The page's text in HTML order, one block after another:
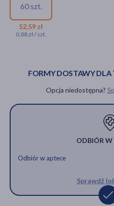
Hit
60 szt.
52,59 zł
0,88 zł / szt.
FORMY DOSTAWY
Opcja niedostępna?
ODBIÓR W
Odbiór w aptece
Sprawdź